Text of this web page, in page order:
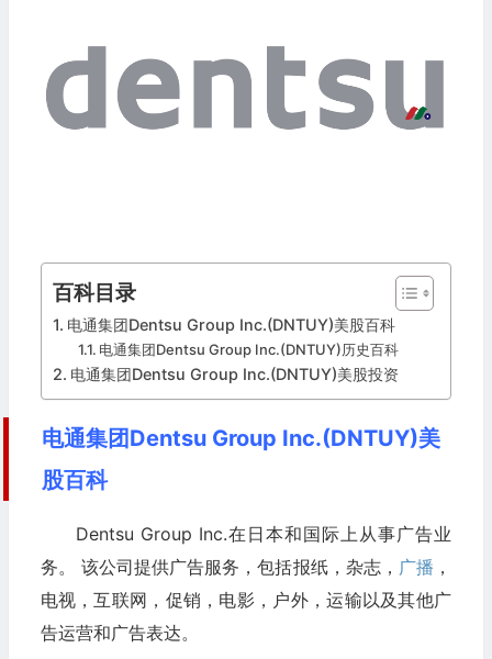
百科目录
电通集团Dentsu Group Inc.(DNTUY)美股百科
电通集团Dentsu Group Inc.(DNTUY)历史百科
电通集团Dentsu Group Inc.(DNTUY)美股投资
电通集团Dentsu Group Inc.(DNTUY)美
股百科
Dentsu Group Inc.在日本和国际上从事广告业
务。 该公司提供广告服务，包括报纸，杂志， 广播 ，
电视，互联网，促销，电影，户外，运输以及其他广
告运营和广告表达。